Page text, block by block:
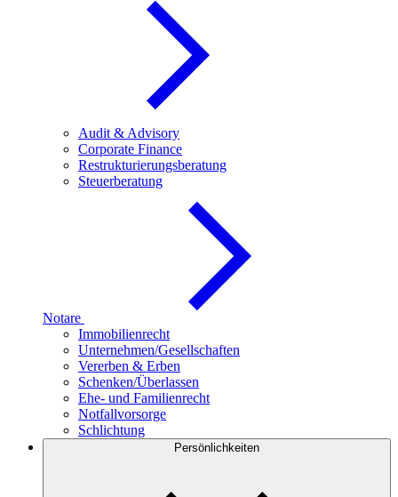
Audit & Advisory
Corporate Finance
Restrukturierungsberatung
Steuerberatung
Notare
Immobilienrecht
Unternehmen/Gesellschaften
Vererben & Erben
Schenken/Überlassen
Ehe- und Familienrecht
Notfallvorsorge
Schlichtung
Persönlichkeiten